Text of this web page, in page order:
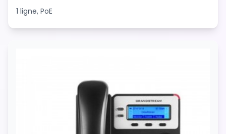
1 ligne, PoE